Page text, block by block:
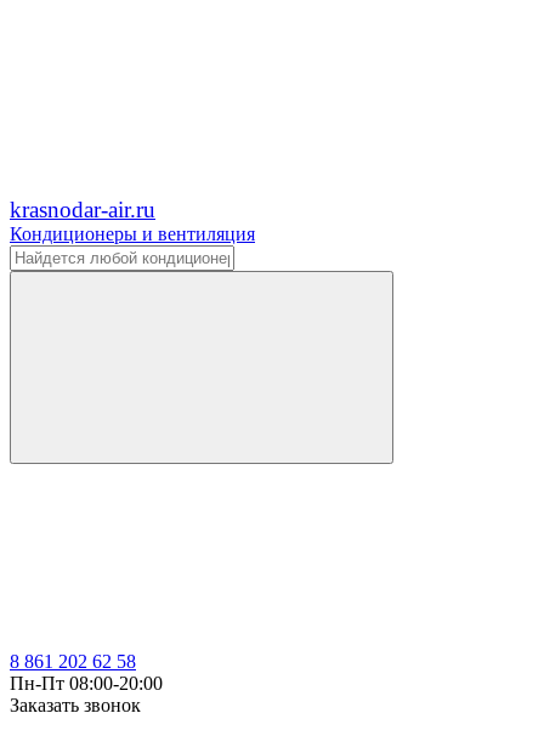
krasnodar-air.ru
Кондиционеры и вентиляция
8 861 202 62 58
Пн-Пт 08:00-20:00
Заказать звонок